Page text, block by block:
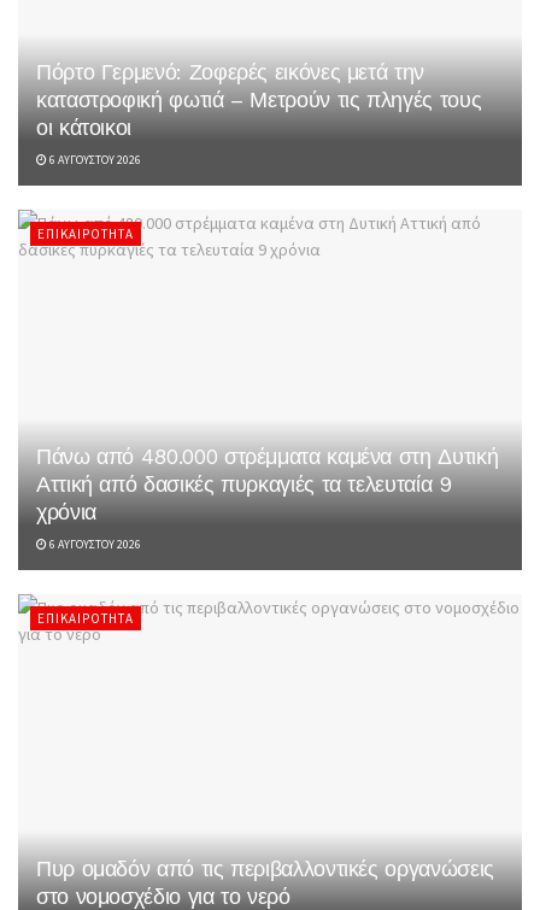
Πόρτο Γερμενό: Ζοφερές εικόνες μετά την
καταστροφική φωτιά – Μετρούν τις πληγές τους
οι κάτοικοι
6 ΑΥΓΟΎΣΤΟΥ 2026
ΕΠΙΚΑΙΡΌΤΗΤΑ
Πάνω από 480.000 στρέμματα καμένα στη Δυτική
Αττική από δασικές πυρκαγιές τα τελευταία 9
χρόνια
6 ΑΥΓΟΎΣΤΟΥ 2026
ΕΠΙΚΑΙΡΌΤΗΤΑ
Πυρ ομαδόν από τις περιβαλλοντικές οργανώσεις
στο νομοσχέδιο για το νερό